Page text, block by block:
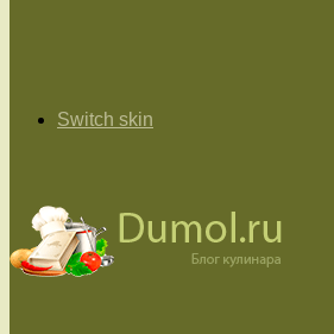
Switch skin